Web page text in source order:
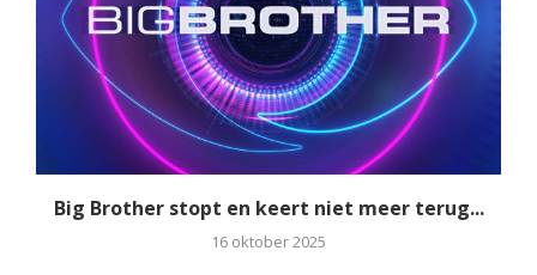
Big Brother stopt en keert niet meer terug...
16 oktober 2025